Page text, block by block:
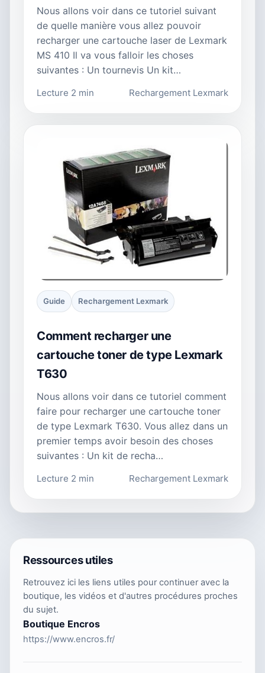
Nous allons voir dans ce tutoriel suivant
de quelle manière vous allez pouvoir
recharger une cartouche laser de Lexmark
MS 410 Il va vous falloir les choses
suivantes : Un tournevis Un kit…
Lecture 2 min Rechargement Lexmark
Guide Rechargement Lexmark
Comment recharger une
cartouche toner de type Lexmark
T630
Nous allons voir dans ce tutoriel comment
faire pour recharger une cartouche toner
de type Lexmark T630. Vous allez dans un
premier temps avoir besoin des choses
suivantes : Un kit de recha…
Lecture 2 min Rechargement Lexmark
Ressources utiles
Retrouvez ici les liens utiles pour continuer avec la
boutique, les vidéos et d'autres procédures proches
du sujet.
Boutique Encros
https://www.encros.fr/